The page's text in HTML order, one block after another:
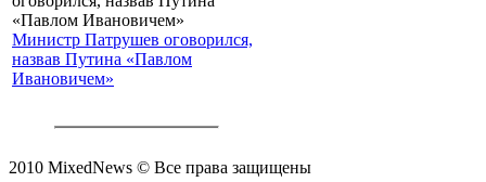
Министр Патрушев оговорился,
назвав Путина «Павлом
Ивановичем»
2010 MixedNews © Все права защищены